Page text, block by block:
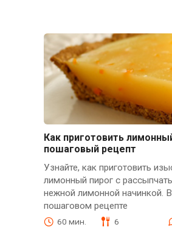
Как приготовить
пошаговый рецепт
Узнайте, как приготовить
лимонный пирог с
нежной лимонной начинкой.
пошаговом рецепте
60 мин. 6